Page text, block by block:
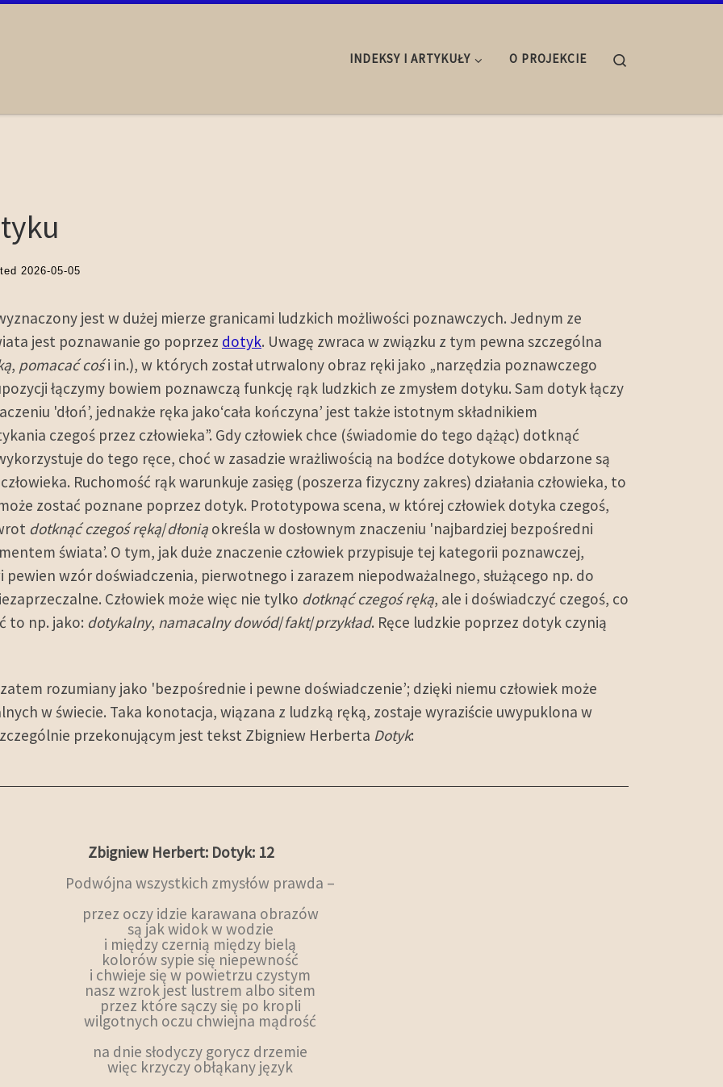
INDEKSY I ARTYKUŁY O PROJEKCIE
2026-05-05
jest w dużej mierze granicami ludzkich możliwości poznawczych. Jednym ze
jest poznawanie go poprzez dotyk. Uwagę zwraca w związku z tym pewna szczególna
, pomacać cośi in.), w których został utrwalony obraz ręki jako „narzędzia poznawczego
łączymy bowiem poznawczą funkcję rąk ludzkich ze zmysłem dotyku. Sam dotyk łączy
'dłoń’, jednakże ręka jako‘cała kończyna’ jest także istotnym składnikiem
czegoś przez człowieka”. Gdy człowiek chce (świadomie do tego dążąc) dotknąć
do tego ręce, choć w zasadzie wrażliwością na bodźce dotykowe obdarzone są
Ruchomość rąk warunkuje zasięg (poszerza fizyczny zakres) działania człowieka, to
zostać poznane poprzez dotyk. Prototypowa scena, w której człowiek dotyka czegoś,
dotknąć czegoś ręką/dłonią określa w dosłownym znaczeniu 'najbardziej bezpośredni
świata’. O tym, jak duże znaczenie człowiek przypisuje tej kategorii poznawczej,
wzór doświadczenia, pierwotnego i zarazem niepodważalnego, służącego np. do
Człowiek może więc nie tylko dotknąć czegoś ręką, ale i doświadczyć czegoś, co
to np. jako: dotykalny, namacalny dowód/fakt/przykład. Ręce ludzkie poprzez dotyk czynią
rozumiany jako 'bezpośrednie i pewne doświadczenie’; dzięki niemu człowiek może
w świecie. Taka konotacja, wiązana z ludzką ręką, zostaje wyraziście uwypuklona w
przekonującym jest tekst Zbigniew Herberta Dotyk:
Zbigniew Herbert: Dotyk: 12
Podwójna wszystkich zmysłów prawda –
przez oczy idzie karawana obrazów
są jak widok w wodzie
i między czernią między bielą
kolorów sypie się niepewność
i chwieje się w powietrzu czystym
nasz wzrok jest lustrem albo sitem
przez które sączy się po kropli
wilgotnych oczu chwiejna mądrość
na dnie słodyczy gorycz drzemie
więc krzyczy obłąkany język